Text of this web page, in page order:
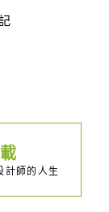
計師的人生